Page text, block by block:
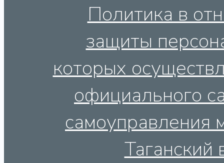
Политика в
защиты
которых
официального
самоуправления
Таганский